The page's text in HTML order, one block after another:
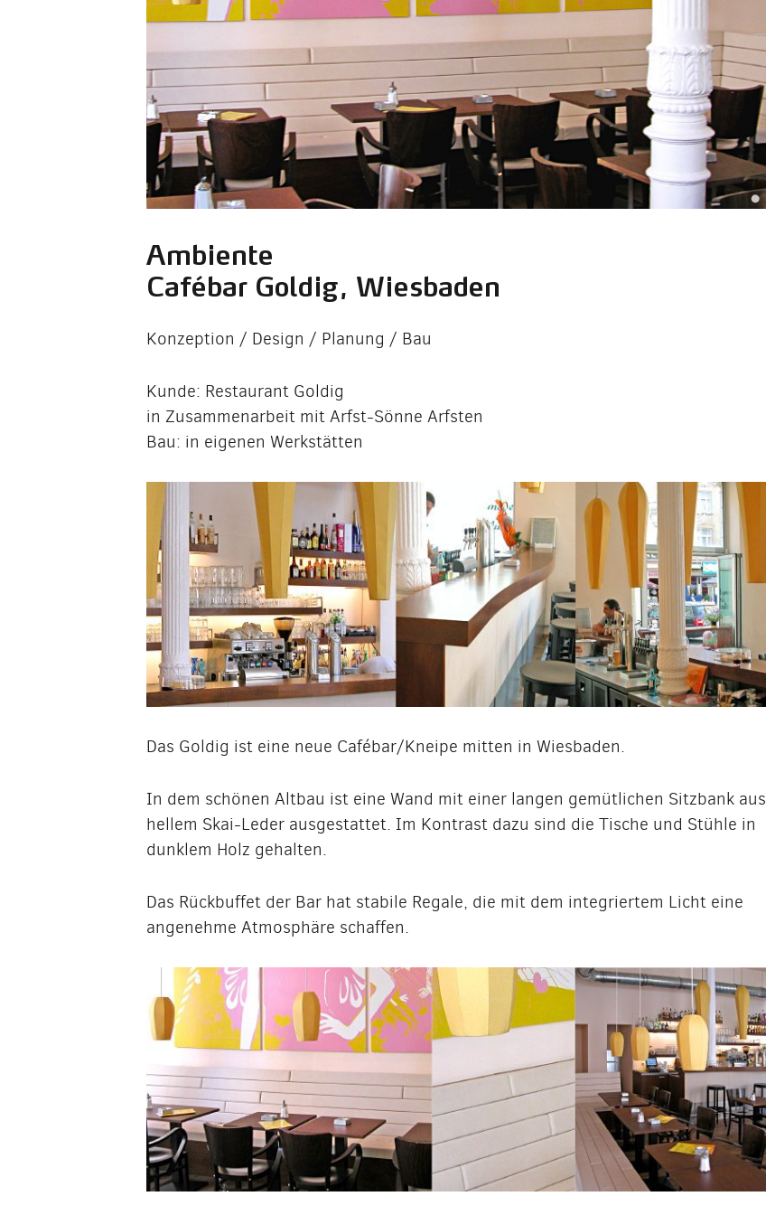
Ambiente
Cafébar Goldig, Wiesbaden
Konzeption / Design / Planung / Bau
Kunde: Restaurant Goldig
in Zusammenarbeit mit Arfst-Sönne Arfsten
Bau: in eigenen Werkstätten
Das Goldig ist eine neue Cafébar/Kneipe mitten in Wiesbaden.
In dem schönen Altbau ist eine Wand mit einer langen gemütlichen Sitzbank aus
hellem Skai-Leder ausgestattet. Im Kontrast dazu sind die Tische und Stühle in
dunklem Holz gehalten.
Das Rückbuffet der Bar hat stabile Regale, die mit dem integriertem Licht eine
angenehme Atmosphäre schaffen.